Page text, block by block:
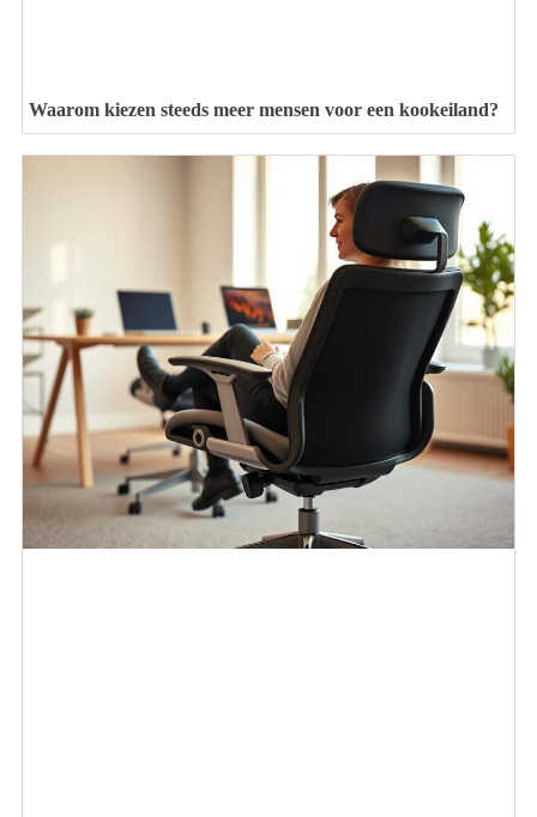
Waarom kiezen steeds meer mensen voor een kookeiland?